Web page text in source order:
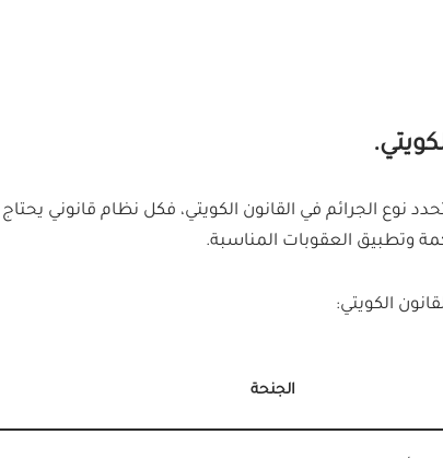
نوع الجرائم في القانون الكويتي، فكل نظام قانوني يحتاج
وتطبيق العقوبات المناسبة.
الكويتي:
الجنحة